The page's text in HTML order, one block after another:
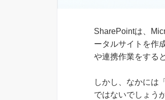
SharePointは、
ータルサイトを作
や連携作業をする
しかし、なかには
ではないでしょうか